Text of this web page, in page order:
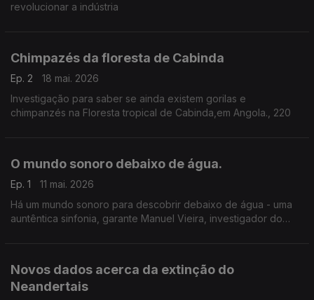
revolucionar a indústria
Chimpazés da floresta de Cabinda
Ep. 2
18 mai. 2026
Investigação para saber se ainda existem gorilas e
chimpanzés na Floresta tropical de Cabinda,em Angola., 220
O mundo sonoro debaixo de água.
Ep. 1
11 mai. 2026
Há um mundo sonoro para descobrir debaixo de água - uma
auntêntica sinfonia, garante Manuel Vieira, investigador do
Novos dados acerca da extinção do
Neandertais